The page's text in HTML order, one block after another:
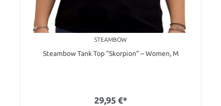
STEAMBOW
Steambow Tank Top “Skorpion” – Women, M
29,95 €*